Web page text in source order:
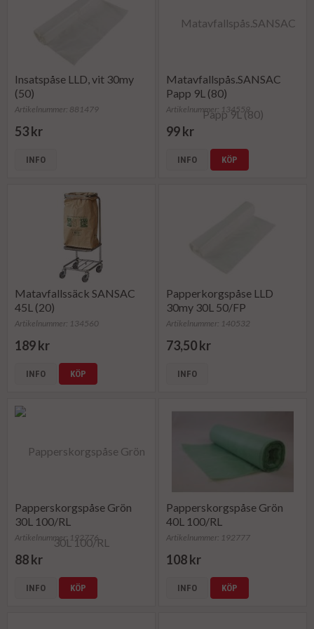
Insatspåse LLD, vit 30my
(50)
Artikelnummer: 881479
53 kr
INFO
Matavfallspås.SANSAC
Papp 9L (80)
Artikelnummer: 134559
99 kr
INFO KÖP
Matavfallssäck SANSAC
45L (20)
Artikelnummer: 134560
189 kr
INFO KÖP
Papperkorgspåse LLD
30my 30L 50/FP
Artikelnummer: 140532
73,50 kr
INFO
Papperskorgspåse Grön
30L 100/RL
Artikelnummer: 192776
88 kr
INFO KÖP
Papperskorgspåse Grön
40L 100/RL
Artikelnummer: 192777
108 kr
INFO KÖP